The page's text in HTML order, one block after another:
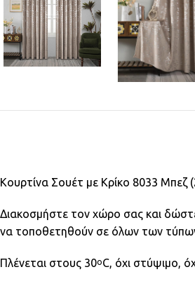
Κουρτίνα Σουέτ με Κρίκο 8033 Μπεζ
Διακοσμήστε τον χώρο σας και
να τοποθετηθούν σε όλων των
Πλένεται στους 30οC, όχι στύψιμο,